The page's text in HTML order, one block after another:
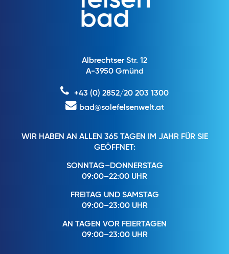
Albrechtser Str. 12
A-3950 Gmünd
+43 (0) 2852/20 203 1300
bad@solefelsenwelt.at
WIR HABEN AN ALLEN 365 TAGEN IM JAHR FÜR SIE
GEÖFFNET:
SONNTAG–DONNERSTAG
09:00–22:00 UHR
FREITAG UND SAMSTAG
09:00–23:00 UHR
AN TAGEN VOR FEIERTAGEN
09:00–23:00 UHR